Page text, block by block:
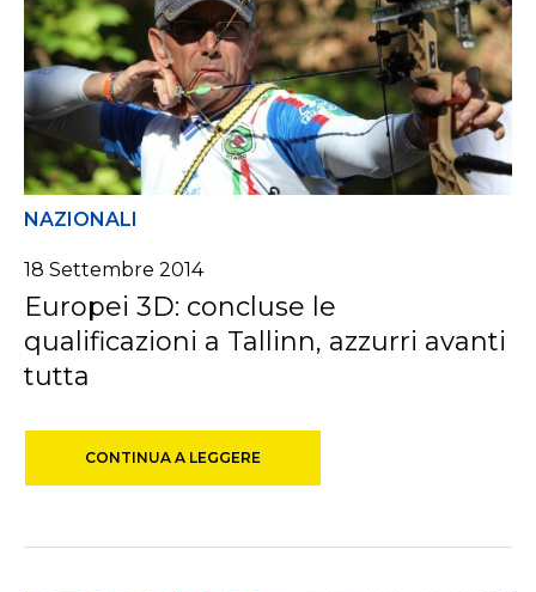
NAZIONALI
18 Settembre 2014
Europei 3D: concluse le
qualificazioni a Tallinn, azzurri avanti
tutta
CONTINUA A LEGGERE